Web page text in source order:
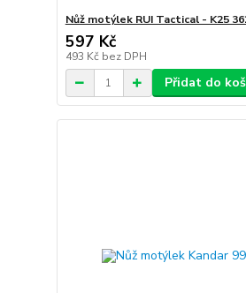
Nůž motýlek RUI Tactical - K25
597 Kč
493 Kč bez DPH
Přidat do